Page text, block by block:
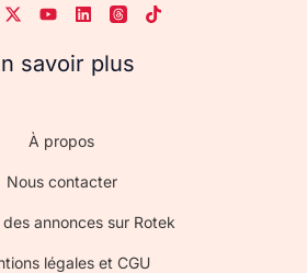
savoir plus
À propos
Nous contacter
annonces sur Rotek
légales et CGU